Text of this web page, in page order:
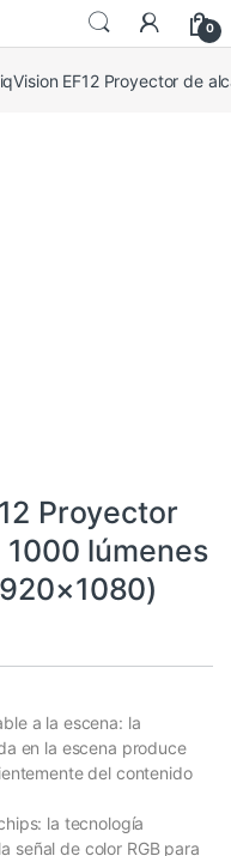
0
EF12 Proyector de
Proyector
lúmenes
a la escena: la
en la escena produce
del contenido
la tecnología
señal de color RGB para